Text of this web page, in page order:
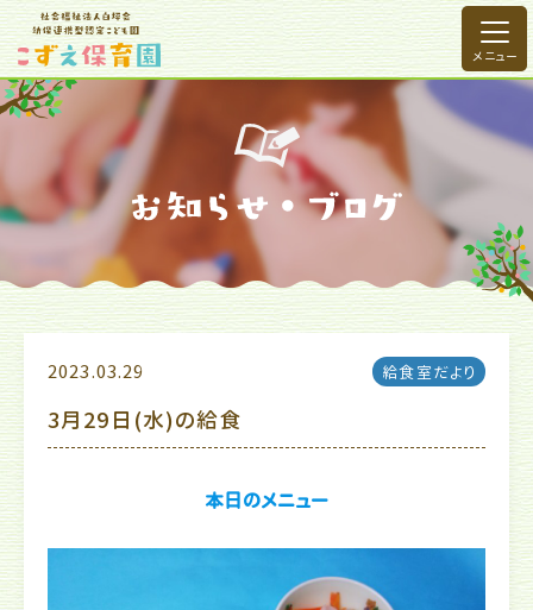
2023.03.29 給食室だより
3月29日(水)の給食
本日のメニュー